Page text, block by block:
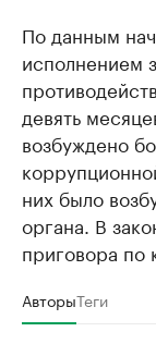
По данным
исполнением
девять
возбуждено
них было
органа. В
приговора по
АвторыТеги